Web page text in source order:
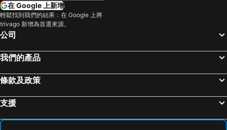
在 Google 上新增
輕鬆找到我們的結果：在 Google 上將
trivago 新增為首選來源。
公司
我們的產品
條款及政策
支援